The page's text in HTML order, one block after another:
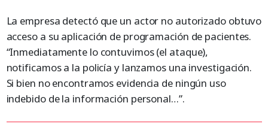
La empresa detectó que un actor no autorizado obtuvo
acceso a su aplicación de programación de pacientes.
“Inmediatamente lo contuvimos (el ataque),
notificamos a la policía y lanzamos una investigación.
Si bien no encontramos evidencia de ningún uso
indebido de la información personal…”.